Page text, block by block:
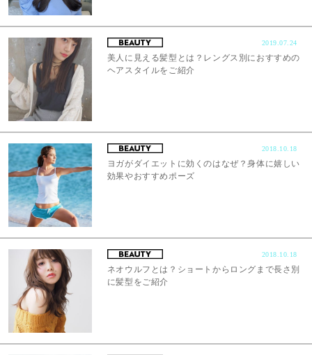
2019.07.24
美人に見える髪型とは？レングス別におすすめの
ヘアスタイルをご紹介
2018.10.18
ヨガがダイエットに効くのはなぜ？身体に嬉しい
効果やおすすめポーズ
2018.10.18
ネオウルフとは？ショートからロングまで長さ別
に髪型をご紹介